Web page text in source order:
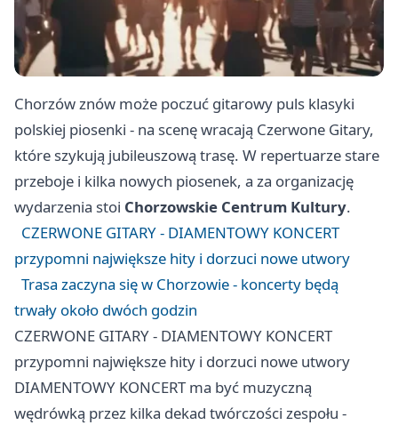
Chorzów znów może poczuć gitarowy puls klasyki
polskiej piosenki - na scenę wracają Czerwone Gitary,
które szykują jubileuszową trasę. W repertuarze stare
przeboje i kilka nowych piosenek, a za organizację
wydarzenia stoi Chorzowskie Centrum Kultury.
CZERWONE GITARY - DIAMENTOWY KONCERT
przypomni największe hity i dorzuci nowe utwory
Trasa zaczyna się w Chorzowie - koncerty będą
trwały około dwóch godzin
CZERWONE GITARY - DIAMENTOWY KONCERT
przypomni największe hity i dorzuci nowe utwory
DIAMENTOWY KONCERT ma być muzyczną
wędrówką przez kilka dekad twórczości zespołu -